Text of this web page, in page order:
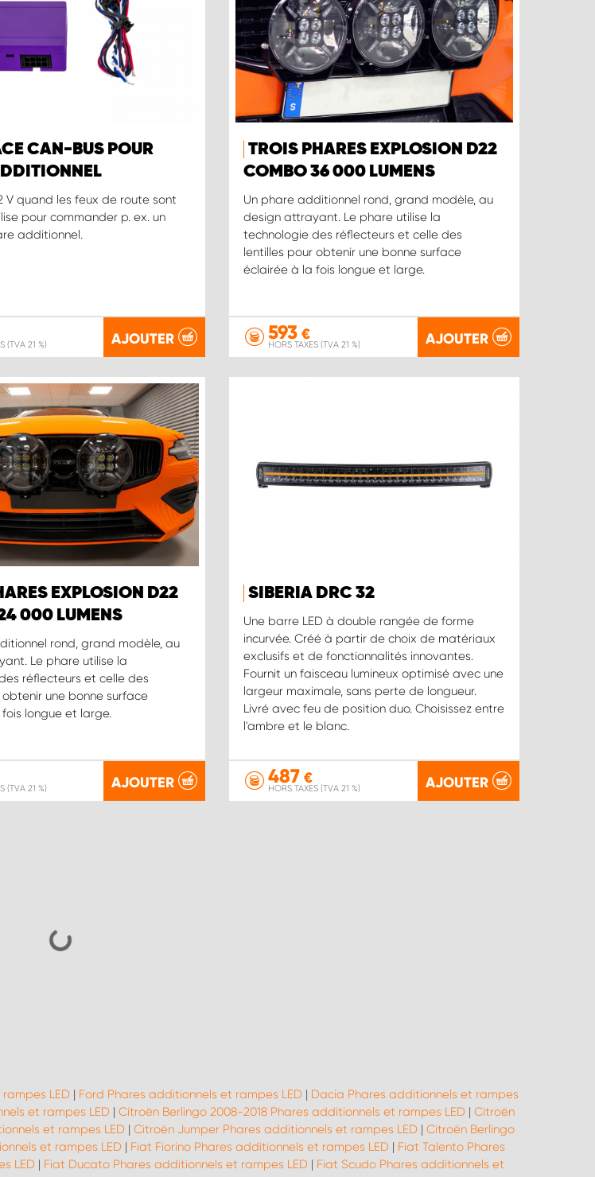
CAN-BUS POUR
V quand les feux de route sont
pour commander p. ex. un
additionnel.
(TVA 21 %) AJOUTER
TROIS PHARES EXPLOSION D22
COMBO 36 000 LUMENS
Un phare additionnel rond, grand modèle, au
design attrayant. Le phare utilise la
technologie des réflecteurs et celle des
lentilles pour obtenir une bonne surface
éclairée à la fois longue et large.
593 €
HORS TAXES (TVA 21 %) AJOUTER
EXPLOSION D22
000 LUMENS
rond, grand modèle, au
Le phare utilise la
réflecteurs et celle des
une bonne surface
longue et large.
(TVA 21 %) AJOUTER
SIBERIA DRC 32
Une barre LED à double rangée de forme
incurvée. Créé à partir de choix de matériaux
exclusifs et de fonctionnalités innovantes.
Fournit un faisceau lumineux optimisé avec une
largeur maximale, sans perte de longueur.
Livré avec feu de position duo. Choisissez entre
l'ambre et le blanc.
487 €
HORS TAXES (TVA 21 %) AJOUTER
LED| Ford Phares additionnels et rampes LED| Dacia Phares additionnels et rampes
et rampes LED| Citroën Berlingo 2008-2018 Phares additionnels et rampes LED| Citroën
et rampes LED | Citroën Jumper Phares additionnels et rampes LED | Citroën Berlingo
et rampes LED| Fiat Fiorino Phares additionnels et rampes LED| Fiat Talento Phares
LED | Fiat Ducato Phares additionnels et rampes LED | Fiat Scudo Phares additionnels et